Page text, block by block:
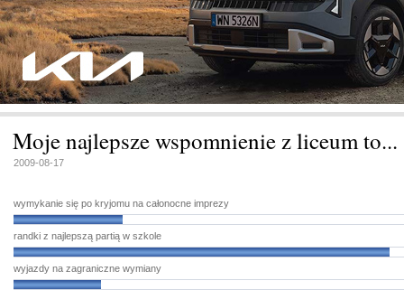
Moje najlepsze wspomnienie z liceum to...
2009-08-17
wymykanie się po kryjomu na całonocne imprezy
randki z najlepszą partią w szkole
wyjazdy na zagraniczne wymiany